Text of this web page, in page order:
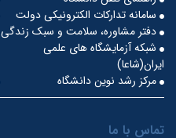
سامانه تدارکات الکترونیکی دولت
دفتر مشاوره، سلامت و سبک زندگی
شبکه آزمایشگاه های علمی
ایران(شاعا)
مرکز رشد نوین دانشگاه
تماس با ما